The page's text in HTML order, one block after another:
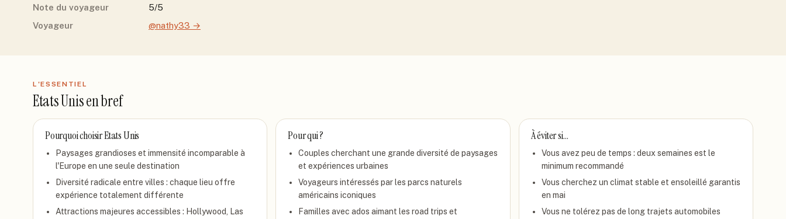
Note du voyageur
5/5
Voyageur
@nathy33 →
L'ESSENTIEL
Etats Unisen bref
Pourquoi choisirEtats Unis
Paysages grandioses et immensité incomparable à
l'Europe en une seule destination
Diversité radicale entre villes : chaque lieu offre
expérience totalement différente
Attractions majeures accessibles : Hollywood, Las
Pour qui ?
Couples cherchant une grande diversité de paysages
et expériences urbaines
Voyageurs intéressés par les parcs naturels
américains iconiques
Familles avec ados aimant les road trips et
À éviter si…
Vous avez peu de temps : deux semaines est le
minimum recommandé
Vous cherchez un climat stable et ensoleillé garantis
en mai
Vous ne tolérez pas de long trajets automobiles